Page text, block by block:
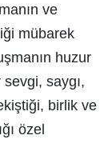
ve
mübarek
huzur
saygı,
birlik ve
özel